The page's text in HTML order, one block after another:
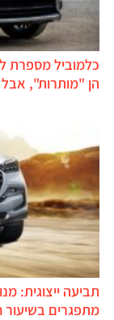
כלמוביל מספרת
הן "מותרות",
תביעה ייצוגית:
מתפגרים בשיעור